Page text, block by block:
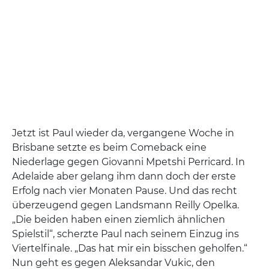
Jetzt ist Paul wieder da, vergangene Woche in
Brisbane setzte es beim Comeback eine
Niederlage gegen Giovanni Mpetshi Perricard. In
Adelaide aber gelang ihm dann doch der erste
Erfolg nach vier Monaten Pause. Und das recht
überzeugend gegen Landsmann Reilly Opelka.
„Die beiden haben einen ziemlich ähnlichen
Spielstil“, scherzte Paul nach seinem Einzug ins
Viertelfinale. „Das hat mir ein bisschen geholfen.“
Nun geht es gegen Aleksandar Vukic, den